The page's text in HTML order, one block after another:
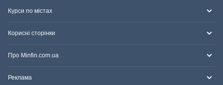
Курси по містах
Корисні сторінки
Про Minfin.com.ua
Реклама